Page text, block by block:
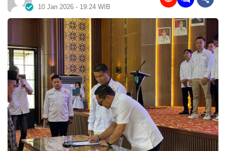
10 Jan 2026 - 19:24 WIB